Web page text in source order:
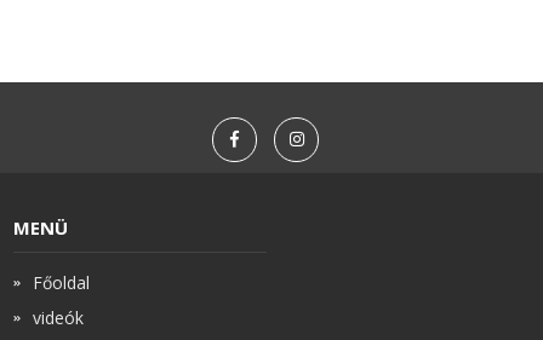
MENÜ
Főoldal
videók